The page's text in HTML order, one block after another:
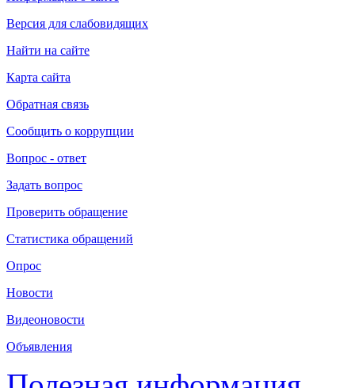
Версия для слабовидящих
Найти на сайте
Карта сайта
Обратная связь
Сообщить о коррупции
Вопрос - ответ
Задать вопрос
Проверить обращение
Статистика обращений
Опрос
Новости
Видеоновости
Объявления